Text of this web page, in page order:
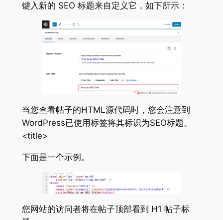
键入新的 SEO 标题来自定义它，如下所示：
当您查看帖子的HTML源代码时，您会注意到
WordPress已使用标签将其标识为SEO标题。
<title>
下面是一个示例。
您网站的访问者将在帖子顶部看到 H1 帖子标